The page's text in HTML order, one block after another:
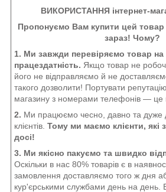
ВИКОРИСТАННЯ інтернет-
Пропонуємо Вам купити цей товар
зараз! Чому?
1. Ми завжди перевіряємо товар на
працездатність. Якщо товар не
його не відправляємо й не
такого дозволити! Портувати
магазину з номерами телефонів — це
2. Ми працюємо чесно, давно та дуже
клієнтів. Тому ми маємо клієнти, які
досі!
3. Ми якісно пакуємо та швидко
Оскільки в нас 80% товарів є в
замовлення доставляємо того ж дня
кур'єрськими службами день на день.